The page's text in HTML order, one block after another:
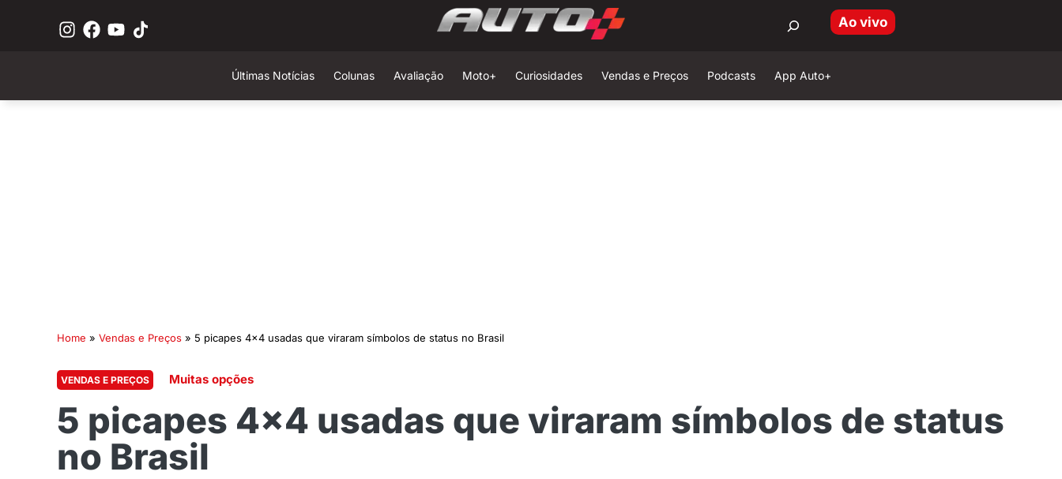
Ao vivo
Últimas Notícias Colunas Avaliação Moto+ Curiosidades Vendas e Preços Podcasts App Auto+
Home » Vendas e Preços » 5 picapes 4×4 usadas que viraram símbolos de status no Brasil
VENDAS E PREÇOS Muitas opções
5 picapes 4×4 usadas que viraram símbolos de status
no Brasil